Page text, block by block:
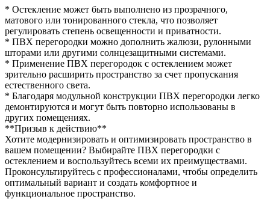
* Остекление может быть выполнено из прозрачного,
матового или тонированного стекла, что позволяет
регулировать степень освещенности и приватности.
* ПВХ перегородки можно дополнить жалюзи, рулонными
шторами или другими солнцезащитными системами.
* Применение ПВХ перегородок с остеклением может
зрительно расширить пространство за счет пропускания
естественного света.
* Благодаря модульной конструкции ПВХ перегородки легко
демонтируются и могут быть повторно использованы в
других помещениях.
**Призыв к действию**
Хотите модернизировать и оптимизировать пространство в
вашем помещении? Выбирайте ПВХ перегородки с
остеклением и воспользуйтесь всеми их преимуществами.
Проконсультируйтесь с профессионалами, чтобы определить
оптимальный вариант и создать комфортное и
функциональное пространство.